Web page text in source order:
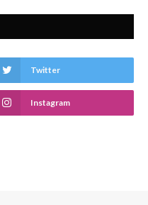
Twitter
Instagram